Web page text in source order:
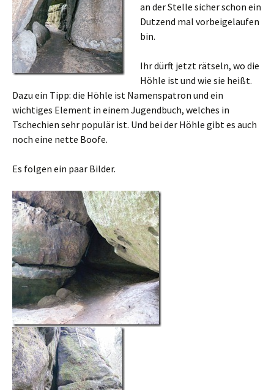
an der Stelle sicher schon ein
Dutzend mal vorbeigelaufen
bin.
Ihr dürft jetzt rätseln, wo die
Höhle ist und wie sie heißt.
Dazu ein Tipp: die Höhle ist Namenspatron und ein
wichtiges Element in einem Jugendbuch, welches in
Tschechien sehr populär ist. Und bei der Höhle gibt es auch
noch eine nette Boofe.
Es folgen ein paar Bilder.